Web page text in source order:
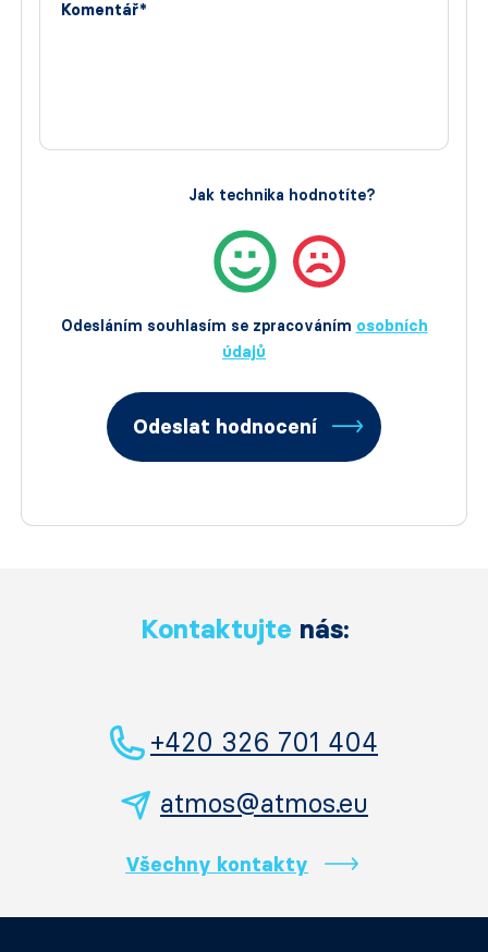
Komentář*
Odesláním souhlasím se zpracováním osobních
údajů
Jak technika hodnotíte?
Odeslat hodnocení
Kontaktujte nás:
+420 326 701 404
atmos@atmos.eu
Všechny kontakty